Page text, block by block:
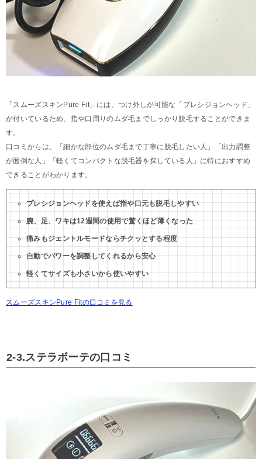
「スムーズスキンPure Fit」には、つけ外しが可能な「プレシジョンヘッド」
が付いているため、指や口周りのムダ毛までしっかり脱毛することができま
す。
口コミからは、「細かな部位のムダ毛まで丁寧に脱毛したい人」「出力調整
が面倒な人」「軽くてコンパクトな脱毛器を探している人」に特におすすめ
できることがわかります。
プレシジョンヘッドを使えば指や口元も脱毛しやすい
腕、足、ワキは12週間の使用で驚くほど薄くなった
痛みもジェントルモードならチクッとする程度
自動でパワーを調整してくれるから安心
軽くてサイズも小さいから使いやすい
スムーズスキンPure Fitの口コミを見る
2-3.ステラボーテの口コミ